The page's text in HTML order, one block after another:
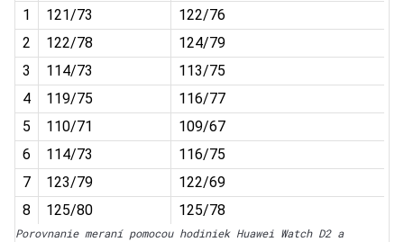
1
121/73
122/76
2
122/78
124/79
3
114/73
113/75
4
119/75
116/77
5
110/71
109/67
6
114/73
116/75
7
123/79
122/69
8
125/80 125/78
Porovnanie meraní pomocou hodiniek Huawei Watch D2 a